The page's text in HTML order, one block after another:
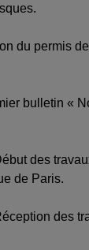
du permis
bulletin «
des
de Paris.
des